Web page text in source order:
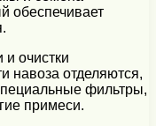
обеспечивает
очистки
навоза отделяются,
фильтры,
примеси.